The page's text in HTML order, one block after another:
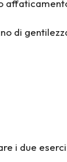
di
i due